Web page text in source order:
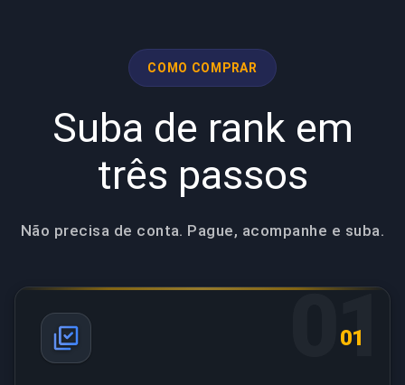
COMO COMPRAR
Suba de rank em
três passos
Não precisa de conta. Pague, acompanhe e suba.
01
01